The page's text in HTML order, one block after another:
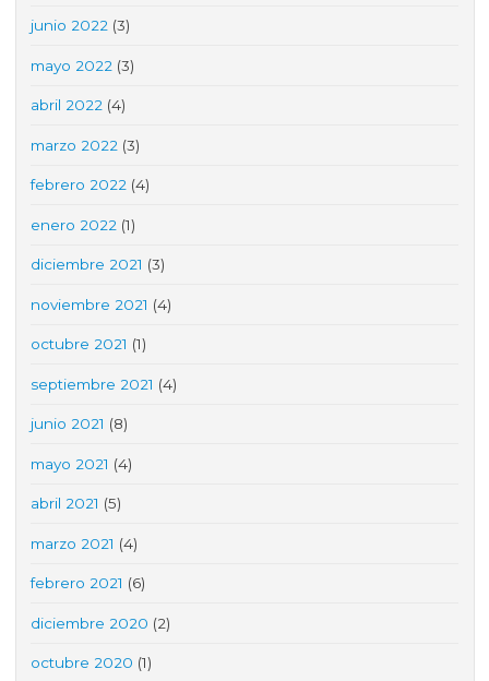
junio 2022 (3)
mayo 2022 (3)
abril 2022 (4)
marzo 2022 (3)
febrero 2022 (4)
enero 2022 (1)
diciembre 2021 (3)
noviembre 2021 (4)
octubre 2021 (1)
septiembre 2021 (4)
junio 2021 (8)
mayo 2021 (4)
abril 2021 (5)
marzo 2021 (4)
febrero 2021 (6)
diciembre 2020 (2)
octubre 2020 (1)